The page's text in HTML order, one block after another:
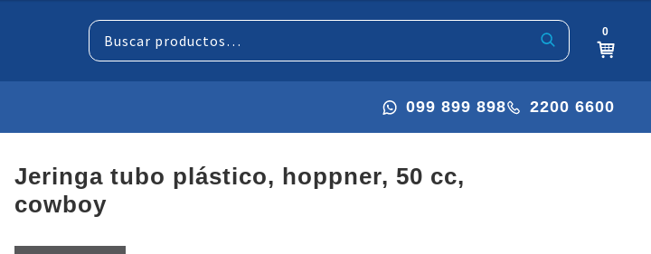
Buscar
por:
0
099 899 898 2200 6600
jeringa tubo plástico, hoppner, 50 cc,
cowboy